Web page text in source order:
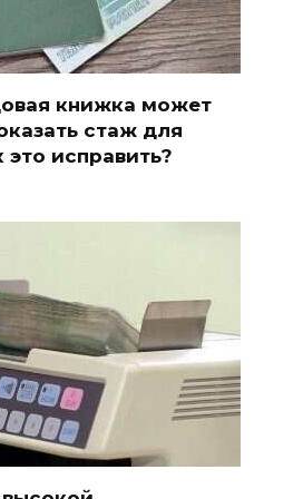
книжка может
стаж для
это исправить?